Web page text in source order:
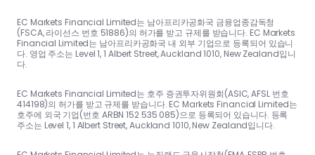
EC Markets Financial Limited는 남아프리카공화국 금융업종감독청
(FSCA, 라이선스 번호 51886)의 허가를 받고 규제를 받습니다. EC Markets
Financial Limited는 남아프리카공화국 내 외부 기업으로 등록되어 있습니
다. 영업 주소는 Level 1, 1 Albert Street, Auckland 1010, New Zealand입니
다.
EC Markets Financial Limited는 호주 증권투자위원회(ASIC, AFSL 번호
414198)의 허가를 받고 규제를 받습니다. EC Markets Financial Limited는
호주에 외국 기업(번호 ARBN 152 535 085)으로 등록되어 있습니다. 등록
주소는 Level 1, 1 Albert Street, Auckland 1010, New Zealand입니다.